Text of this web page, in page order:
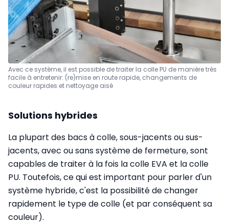
Avec ce système, il est possible de traiter la colle PU de manière très
facile à entretenir: (re)mise en route rapide, changements de
couleur rapides et nettoyage aisé
Solutions hybrides
La plupart des bacs à colle, sous-jacents ou sus-
jacents, avec ou sans système de fermeture, sont
capables de traiter à la fois la colle EVA et la colle
PU. Toutefois, ce qui est important pour parler d'un
système hybride, c'est la possibilité de changer
rapidement le type de colle (et par conséquent sa
couleur).